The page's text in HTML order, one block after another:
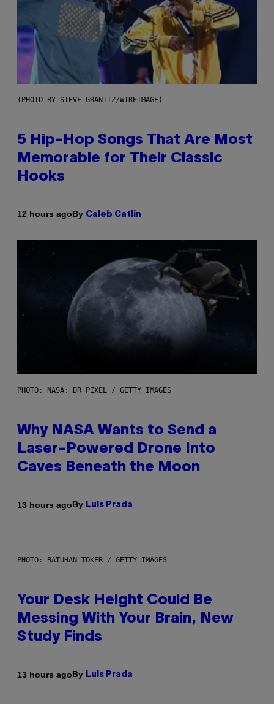
(PHOTO BY STEVE GRANITZ/WIREIMAGE)
5 Hip-Hop Songs That Are Most
Memorable for Their Classic
Hooks
12 hours agoBy Caleb Catlin
PHOTO: NASA; DR PIXEL / GETTY IMAGES
Why NASA Wants to Send a
Laser-Powered Drone Into
Caves Beneath the Moon
13 hours agoBy Luis Prada
PHOTO: BATUHAN TOKER / GETTY IMAGES
Your Desk Height Could Be
Messing With Your Brain, New
Study Finds
13 hours agoBy Luis Prada